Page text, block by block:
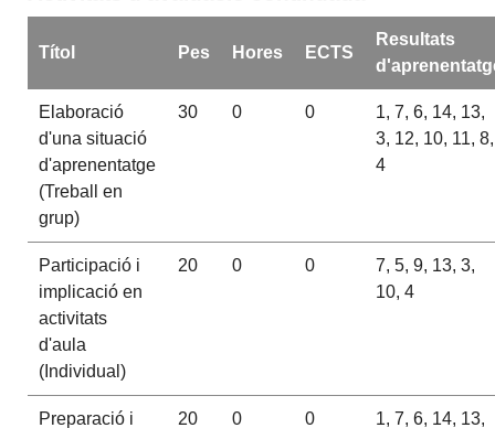
Títol Pes Hores ECTS
Resultats
Elaboració
d'una situació
d'aprenentatge
(Treball en
grup)
30 0 0
1, 7, 6, 14, 13,
3, 12, 10, 11, 8,
4
Participació i
implicació en
activitats
d'aula
(Individual)
20 0 0
7, 5, 9, 13, 3,
10, 4
Preparació i
20 0 0
1, 7, 6, 14, 13,